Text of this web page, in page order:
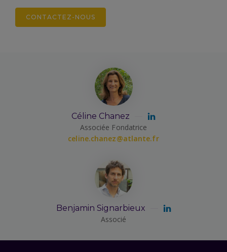
CONTACTEZ-NOUS
Céline Chanez
Associée Fondatrice
celine.chanez@atlante.fr
Benjamin Signarbieux
Associé